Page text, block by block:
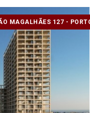
MAGALHÃES 127 -